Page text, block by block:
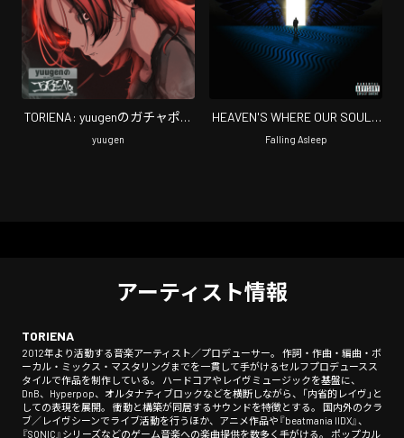
TORIENA: yuugen​の​ガ​チ​ャ​ポ​ッ​
プ​Sessions, Vol. 4 (feat.
yuugen
HEAVEN'S WHERE OUR SOULS
BELONG
Falling Asleep
アーティスト情報
TORIENA
2012年より活動する音楽アーティスト／プロデューサー。 作詞・作曲・編曲・ボ
ーカル・ミックス・マスタリングまでを一貫して手がけるセルフプロデュースス
タイルで作品を制作している。 ハードコアやレイヴミュージックを基盤に、
DnB、Hyperpop、オルタナティブロックなどを横断しながら、「内省的レイヴ」と
しての表現を展開。 衝動と構築が同居するサウンドを特徴とする。 国内外のクラ
ブ／レイヴシーンでライブ活動を行うほか、アニメ作品や『beatmania IIDX』、
『SONIC』シリーズなどのゲーム音楽への楽曲提供を数多く手がける。 ポップカル